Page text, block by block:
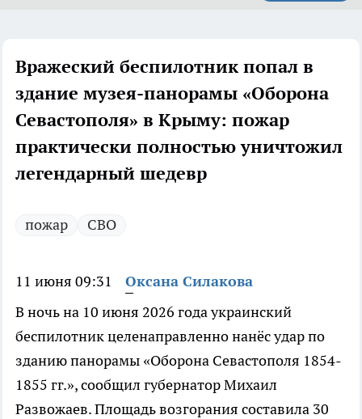
Вражеский беспилотник попал в
здание музея-панорамы «Оборона
Севастополя» в Крыму: пожар
практически полностью уничтожил
легендарный шедевр
пожар СВО
11 июня 09:31
Оксана Силакова
В ночь на 10 июня 2026 года украинский
беспилотник целенаправленно нанёс удар по
зданию панорамы «Оборона Севастополя 1854-
1855 гг.», сообщил губернатор Михаил
Развожаев. Площадь возгорания составила 30